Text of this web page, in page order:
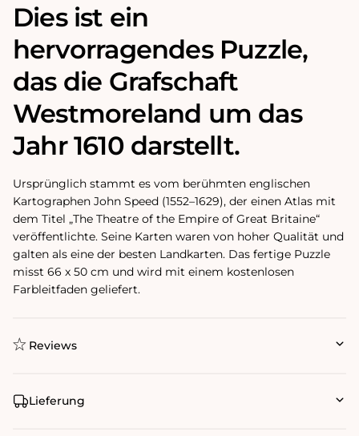
Dies ist ein
hervorragendes Puzzle,
das die Grafschaft
Westmoreland um das
Jahr 1610 darstellt.
Ursprünglich stammt es vom berühmten englischen
Kartographen John Speed ​​(1552–1629), der einen Atlas mit
dem Titel „The Theatre of the Empire of Great Britaine“
veröffentlichte. Seine Karten waren von hoher Qualität und
galten als eine der besten Landkarten. Das fertige Puzzle
misst 66 x 50 cm und wird mit einem kostenlosen
Farbleitfaden geliefert.
Reviews
Lieferung